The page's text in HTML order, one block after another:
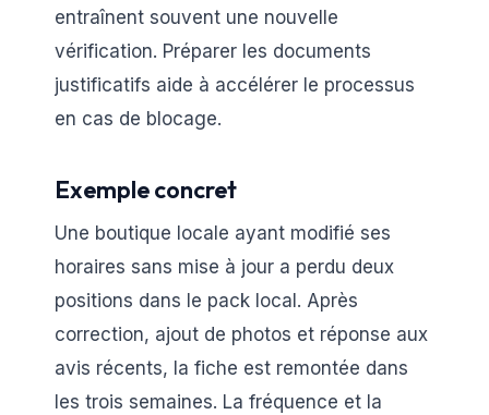
entraînent souvent une nouvelle
vérification. Préparer les documents
justificatifs aide à accélérer le processus
en cas de blocage.
Exemple concret
Une boutique locale ayant modifié ses
horaires sans mise à jour a perdu deux
positions dans le pack local. Après
correction, ajout de photos et réponse aux
avis récents, la fiche est remontée dans
les trois semaines. La fréquence et la